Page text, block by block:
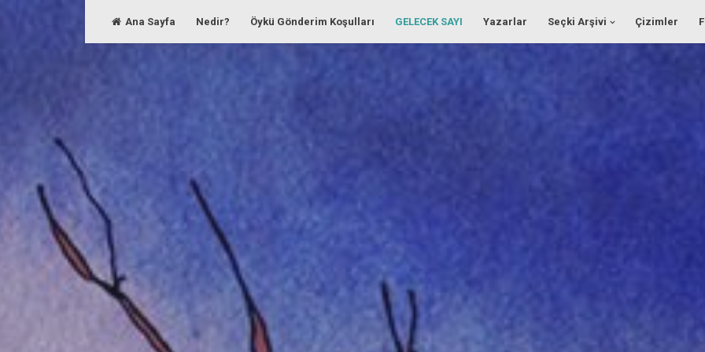
Ana Sayfa Nedir? Öykü Gönderim Koşulları GELECEK SAYI Yazarlar Seçki Arşivi Çizimler